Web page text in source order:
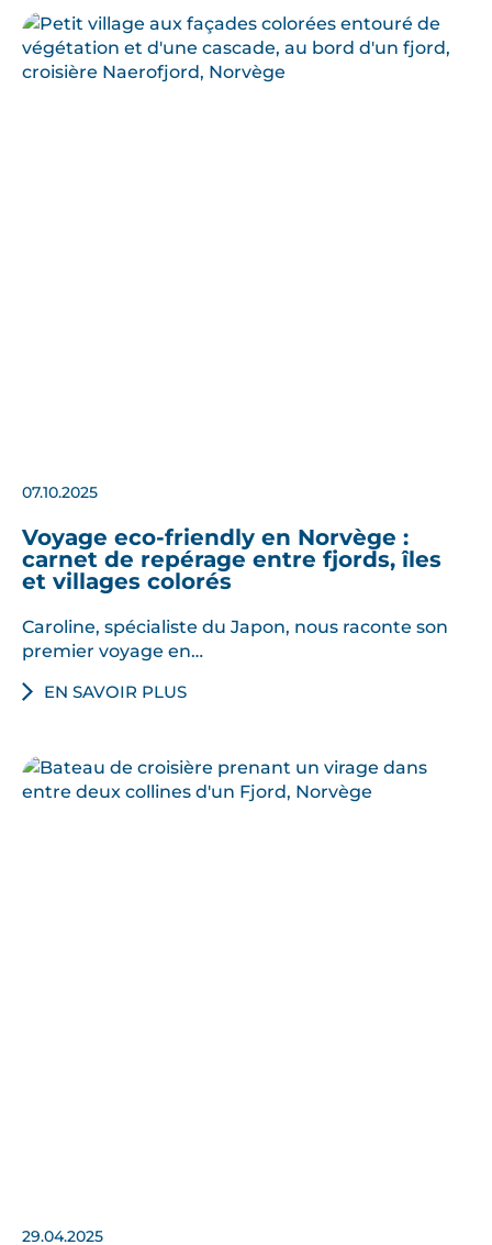
07.10.2025
Voyage eco-friendly en Norvège :
carnet de repérage entre fjords, îles
et villages colorés
Caroline, spécialiste du Japon, nous raconte son
premier voyage en…
EN SAVOIR PLUS
29.04.2025